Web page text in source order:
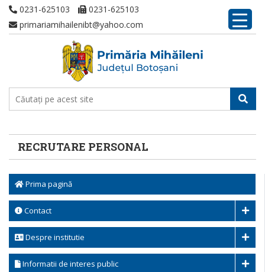
0231-625103
0231-625103
primariamihailenibt@yahoo.com
RECRUTARE PERSONAL
Prima pagină
Contact
Despre institutie
Informatii de interes public